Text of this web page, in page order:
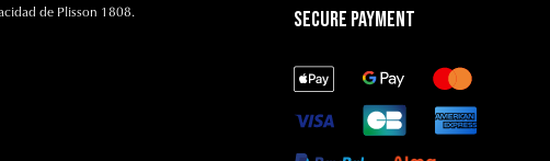
de Plisson 1808. Secure Payment